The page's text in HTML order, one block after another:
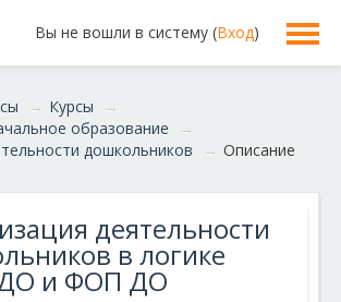
Вы не вошли в систему (Вход)
→ Курсы
→
образование
→
дошкольников
→ Описание
деятельности
в логике
и ФОП ДО